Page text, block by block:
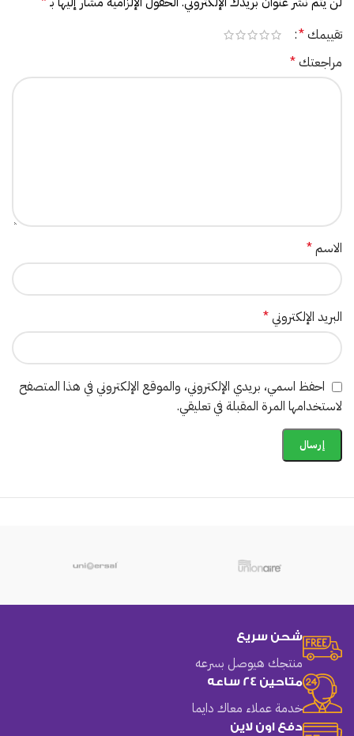
تقييمك*
مراجعتك*
الاسم*
البريد الإلكتروني*
احفظ اسمي، بريدي الإلكتروني، والموقع الإلكتروني في هذا المتصفح
لاستخدامها المرة المقبلة في تعليقي.
شحن سريع
منتجك هيوصل بسرعه
متاحين 24 ساعه
خدمة عملاء معاك دايما
دفع اون لاين